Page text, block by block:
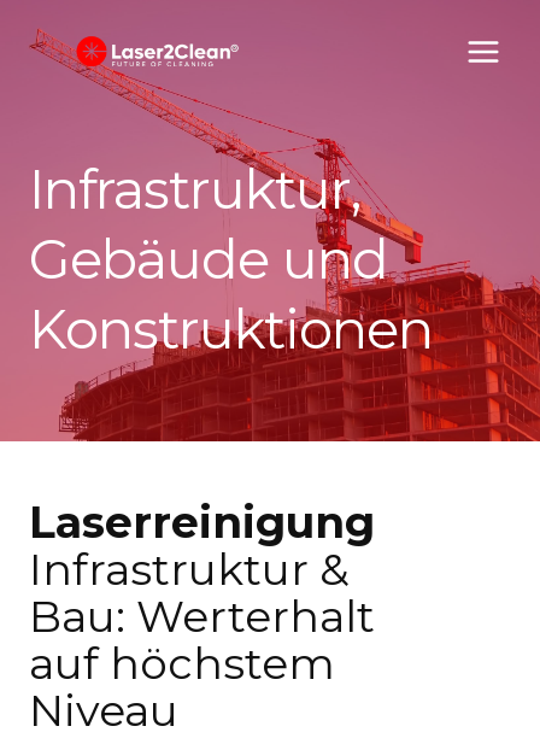
Inhalt
Infrastruktur,
Gebäude und
Konstruktionen
Laserreinigung
Infrastruktur &
Bau: Werterhalt
auf höchstem
Niveau